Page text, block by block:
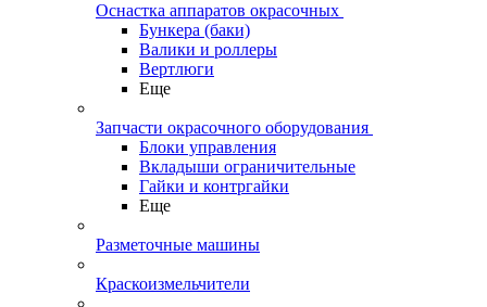
Оснастка аппаратов окрасочных
Бункера (баки)
Валики и роллеры
Вертлюги
Еще
Запчасти окрасочного оборудования
Блоки управления
Вкладыши ограничительные
Гайки и контргайки
Еще
Разметочные машины
Краскоизмельчители